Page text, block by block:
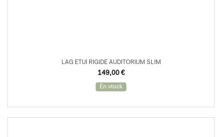
LAG ETUI RIGIDE AUDITORIUM SLIM
149,00 €
En stock